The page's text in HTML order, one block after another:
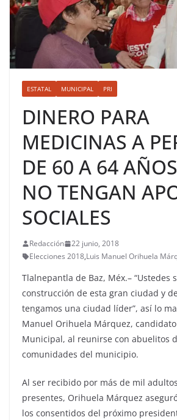
ESTATAL MUNICIPAL PRI
DINERO PARA
MEDICINAS A
DE 60 A 64
NO TENGAN
SOCIALES
Redacción
22 junio, 2018
Elecciones 2018,Luis Manuel Orihuela
Tlalnepantla de Baz, Méx.– “Ustedes
construcción de esta gran ciudad y
tengamos una ciudad líder”, así lo
Manuel Orihuela Márquez,
Municipal, al reunirse con abuelitos
comunidades del municipio.
Al ser recibido por más de mil
presentes, Orihuela Márquez
los consentidos del próximo